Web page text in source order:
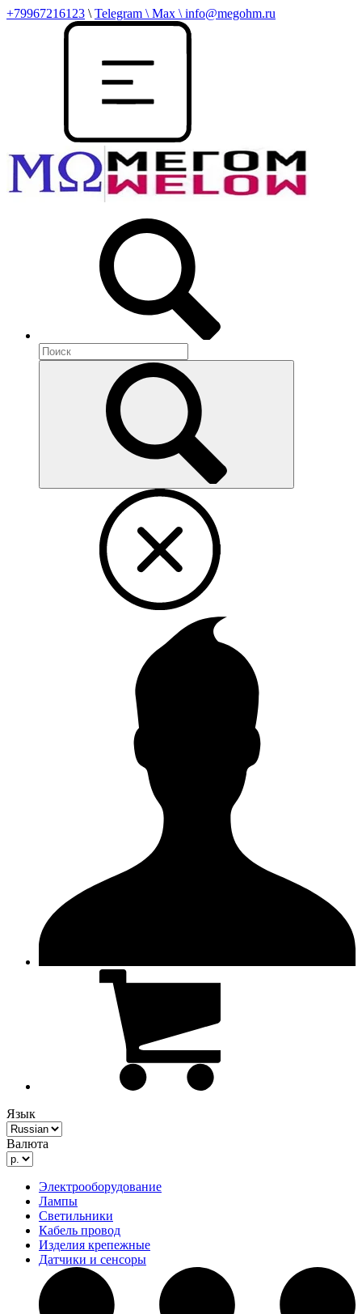
+79967216123 \ Telegram \ Max \ info@megohm.ru
Язык
Валюта
Электрооборудование
Лампы
Светильники
Кабель провод
Изделия крепежные
Датчики и сенсоры